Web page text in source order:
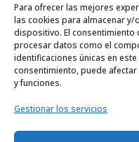
Para ofrecer las mejores
las cookies para almacenar y/
dispositivo. El
procesar datos como el
identificaciones únicas en
consentimiento, puede
y funciones.
Gestionar los servicios
INFORMACIÓN
Historia
Información social
Memorias Anuales
Otra información
Normativa de Interés